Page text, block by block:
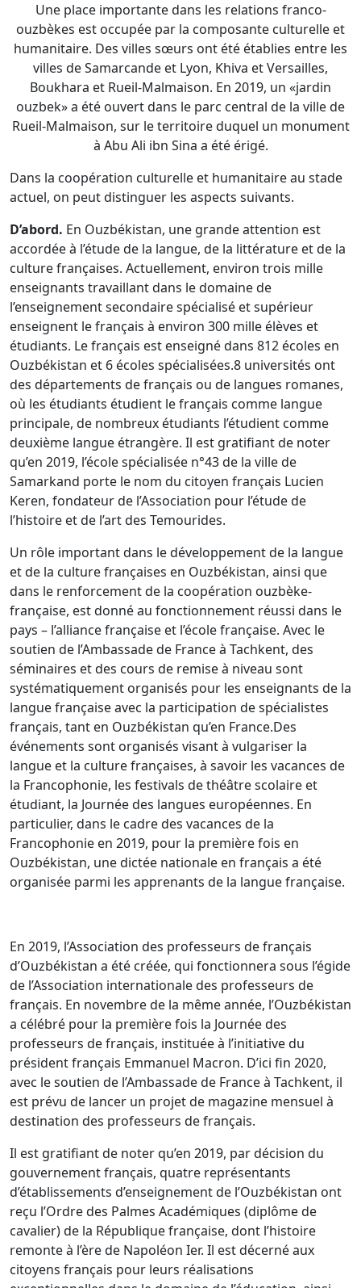
Une place importante dans les relations franco-
ouzbèkes est occupée par la composante culturelle et
humanitaire. Des villes sœurs ont été établies entre les
villes de Samarcande et Lyon, Khiva et Versailles,
Boukhara et Rueil-Malmaison. En 2019, un «jardin
ouzbek» a été ouvert dans le parc central de la ville de
Rueil-Malmaison, sur le territoire duquel un monument
à Abu Ali ibn Sina a été érigé.
Dans la coopération culturelle et humanitaire au stade
actuel, on peut distinguer les aspects suivants.
D’abord. En Ouzbékistan, une grande attention est
accordée à l’étude de la langue, de la littérature et de la
culture françaises. Actuellement, environ trois mille
enseignants travaillant dans le domaine de
l’enseignement secondaire spécialisé et supérieur
enseignent le français à environ 300 mille élèves et
étudiants. Le français est enseigné dans 812 écoles en
Ouzbékistan et 6 écoles spécialisées.8 universités ont
des départements de français ou de langues romanes,
où les étudiants étudient le français comme langue
principale, de nombreux étudiants l’étudient comme
deuxième langue étrangère. Il est gratifiant de noter
qu’en 2019, l’école spécialisée n°43 de la ville de
Samarkand porte le nom du citoyen français Lucien
Keren, fondateur de l’Association pour l’étude de
l’histoire et de l’art des Temourides.
Un rôle important dans le développement de la langue
et de la culture françaises en Ouzbékistan, ainsi que
dans le renforcement de la coopération ouzbèke-
française, est donné au fonctionnement réussi dans le
pays – l’alliance française et l’école française. Avec le
soutien de l’Ambassade de France à Tachkent, des
séminaires et des cours de remise à niveau sont
systématiquement organisés pour les enseignants de la
langue française avec la participation de spécialistes
français, tant en Ouzbékistan qu’en France.Des
événements sont organisés visant à vulgariser la
langue et la culture françaises, à savoir les vacances de
la Francophonie, les festivals de théâtre scolaire et
étudiant, la Journée des langues européennes. En
particulier, dans le cadre des vacances de la
Francophonie en 2019, pour la première fois en
Ouzbékistan, une dictée nationale en français a été
organisée parmi les apprenants de la langue française.
En 2019, l’Association des professeurs de français
d’Ouzbékistan a été créée, qui fonctionnera sous l’égide
de l’Association internationale des professeurs de
français. En novembre de la même année, l’Ouzbékistan
a célébré pour la première fois la Journée des
professeurs de français, instituée à l’initiative du
président français Emmanuel Macron. D’ici fin 2020,
avec le soutien de l’Ambassade de France à Tachkent, il
est prévu de lancer un projet de magazine mensuel à
destination des professeurs de français.
Il est gratifiant de noter qu’en 2019, par décision du
gouvernement français, quatre représentants
d’établissements d’enseignement de l’Ouzbékistan ont
reçu l’Ordre des Palmes Académiques (diplôme de
cavalier) de la République française, dont l’histoire
remonte à l’ère de Napoléon Ier. Il est décerné aux
citoyens français pour leurs réalisations